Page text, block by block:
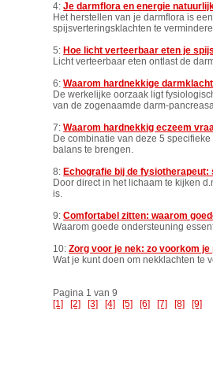
4:Je darmflora en energie
Het herstellen van je darmflora is
spijsverteringsklachten te
5: Hoe licht verteerbaar eten je
Licht verteerbaar eten ontlast de
6:Waarom hardnekkige
De werkelijke oorzaak ligt
van de zogenaamde darm-
7:Waarom hardnekkig eczeem
De combinatie van deze 5
balans te brengen.
8: Echografie bij de
Door direct in het lichaam te kijken
is.
9:Comfortabel zitten: waarom
Waarom goede ondersteuning
10:Zorg voor je nek: zo voorkom
Wat je kunt doen om nekklachten te
Pagina 1 van 9
[1]
[2] [3] [4] [5] [6] [7] [8] [9]